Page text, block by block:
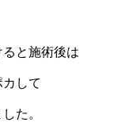
と施術後は
して
た。